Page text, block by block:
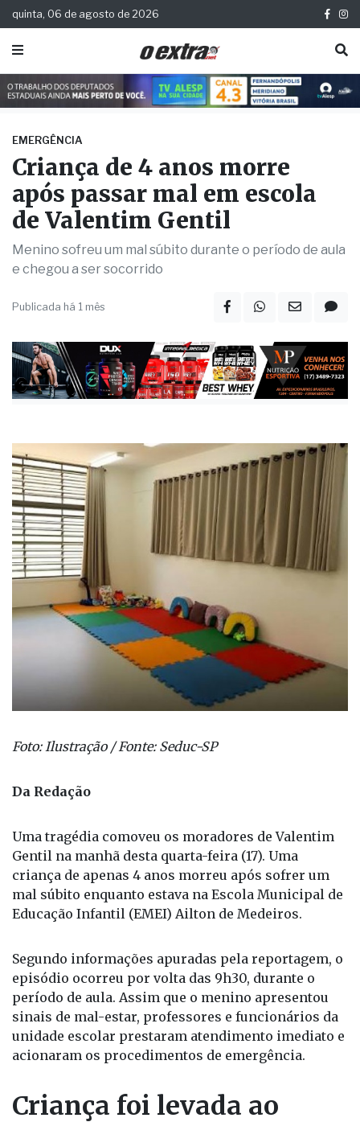
quinta, 06 de agosto de 2026
EMERGÊNCIA
Criança de 4 anos morre
após passar mal em escola
de Valentim Gentil
e chegou a ser socorrido
Publicada há 1 mês
Da Redação
Uma tragédia comoveu os moradores de Valentim
criança de apenas 4 anos morreu após sofrer um
mal súbito enquanto estava na Escola Municipal de
Educação Infantil (EMEI) Ailton de Medeiros.
Segundo informações apuradas pela reportagem, o
episódio ocorreu por volta das 9h30, durante o
sinais de mal-estar, professores e funcionários da
unidade escolar prestaram atendimento imediato e